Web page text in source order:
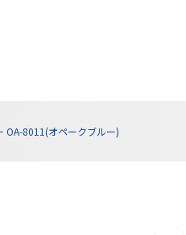
OA-8011(オペークブルー)